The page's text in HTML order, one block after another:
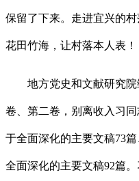
保留了下来。走进宜兴的
花田竹海，让村落本人表！
地方党史和文献研究院
卷、第二卷，别离收入习同
于全面深化的主要文稿73
全面深化的主要文稿92篇